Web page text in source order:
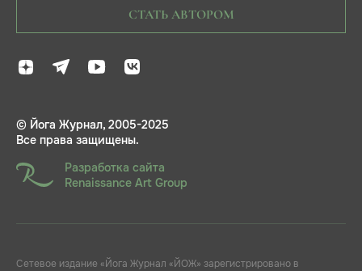
СТАТЬ АВТОРОМ
© Йога Журнал, 2005-2025
Все права защищены.
Разработка сайта
Renaissance Art Group
Сетевое издание «Йога Журнал «ЙОЖ» зарегистрировано в